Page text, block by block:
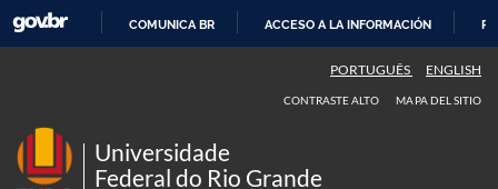
CONTENIDO
COMUNICA BR ACCESO A LA INFORMACIÓN
PORTUGUÊS ENGLISH
CONTRASTE ALTO MAPA DEL SITIO
Universidade
Federal do Rio Grande